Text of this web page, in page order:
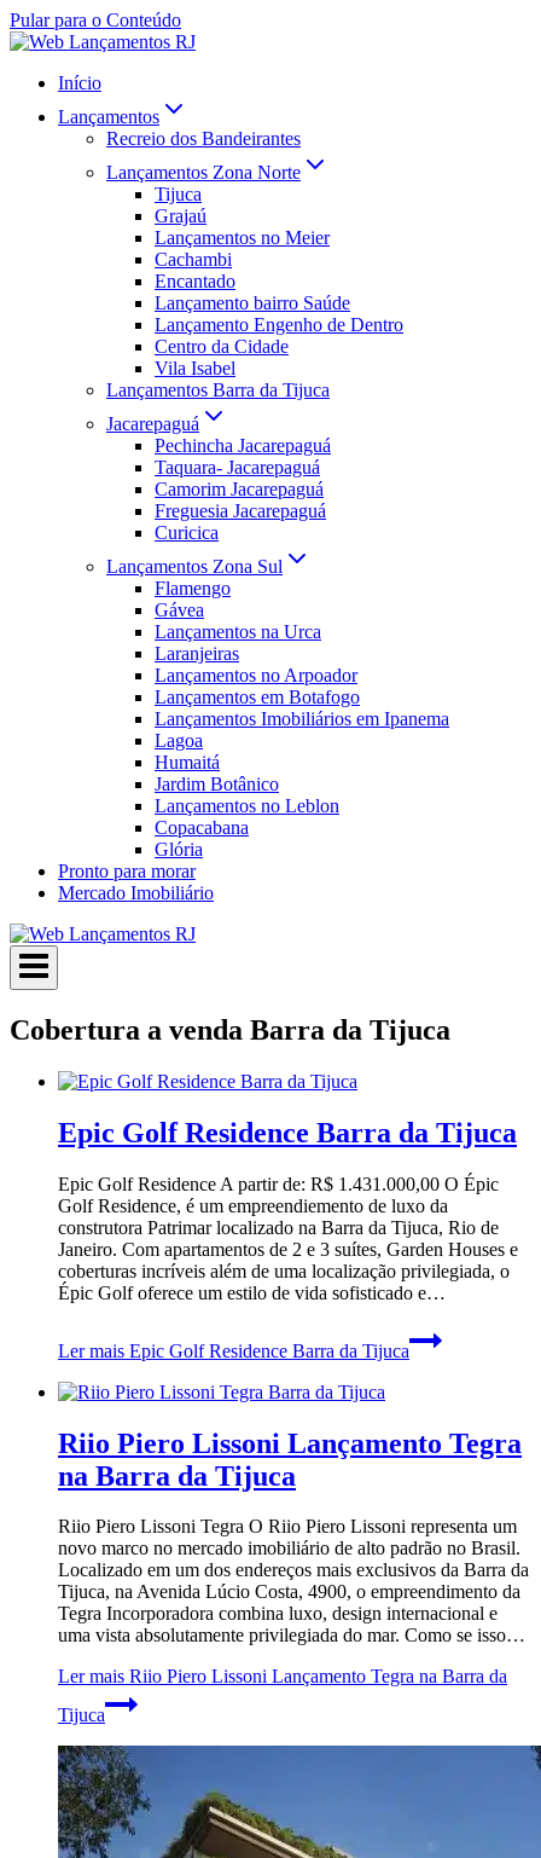
Pular para o Conteúdo
Início
Lançamentos
Recreio dos Bandeirantes
Lançamentos Zona Norte
Tijuca
Grajaú
Lançamentos no Meier
Cachambi
Encantado
Lançamento bairro Saúde
Lançamento Engenho de Dentro
Centro da Cidade
Vila Isabel
Lançamentos Barra da Tijuca
Jacarepaguá
Pechincha Jacarepaguá
Taquara- Jacarepaguá
Camorim Jacarepaguá
Freguesia Jacarepaguá
Curicica
Lançamentos Zona Sul
Flamengo
Gávea
Lançamentos na Urca
Laranjeiras
Lançamentos no Arpoador
Lançamentos em Botafogo
Lançamentos Imobiliários em Ipanema
Lagoa
Humaitá
Jardim Botânico
Lançamentos no Leblon
Copacabana
Glória
Pronto para morar
Mercado Imobiliário
Cobertura a venda Barra da Tijuca
Epic Golf Residence Barra da Tijuca
Epic Golf Residence A partir de: R$ 1.431.000,00 O Épic
Golf Residence, é um empreendiemento de luxo da
construtora Patrimar localizado na Barra da Tijuca, Rio de
Janeiro. Com apartamentos de 2 e 3 suítes, Garden Houses e
coberturas incríveis além de uma localização privilegiada, o
Épic Golf oferece um estilo de vida sofisticado e…
Ler mais Epic Golf Residence Barra da Tijuca
Riio Piero Lissoni Lançamento Tegra
na Barra da Tijuca
Riio Piero Lissoni Tegra O Riio Piero Lissoni representa um
novo marco no mercado imobiliário de alto padrão no Brasil.
Localizado em um dos endereços mais exclusivos da Barra da
Tijuca, na Avenida Lúcio Costa, 4900, o empreendimento da
Tegra Incorporadora combina luxo, design internacional e
uma vista absolutamente privilegiada do mar. Como se isso…
Ler mais Riio Piero Lissoni Lançamento Tegra na Barra da
Tijuca